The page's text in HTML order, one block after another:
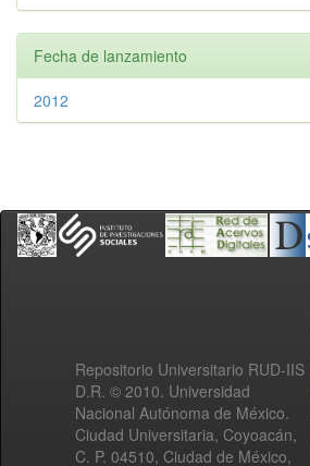
Fecha de lanzamiento
2012
Repositorio Universitario RUD-IIS
D.R. © 2010. Universidad
Nacional Autónoma de México.
Ciudad Universitaria, Coyoacán,
C. P. 04510, Ciudad de México,